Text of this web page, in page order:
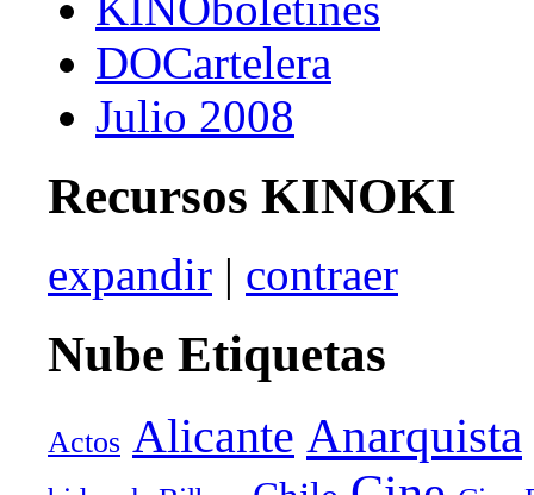
DOCartelera
Julio 2008
Recursos KINOKI
expandir | contraer
Nube Etiquetas
Actos Alicante Anarquista